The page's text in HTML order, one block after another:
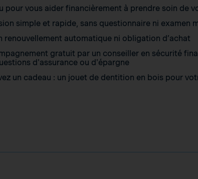
pour vous aider financièrement à prendre soin de
simple et rapide, sans questionnaire ni examen
renouvellement automatique ni obligation d’achat
gratuit par un conseiller en sécurité
d'assurance ou d'épargne
un cadeau : un jouet de dentition en bois pour